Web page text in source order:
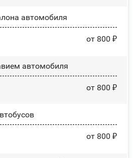
автомобиля
от 800 ₽
автомобиля
от 800 ₽
от 800 ₽